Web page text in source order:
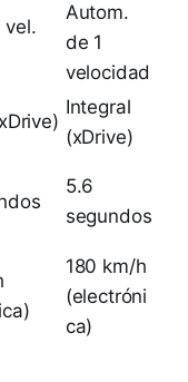
vel.
Autom.
de 1
velocidad
Integral
(xDrive)
5.6
segundos
180 km/h
(electróni
ca)